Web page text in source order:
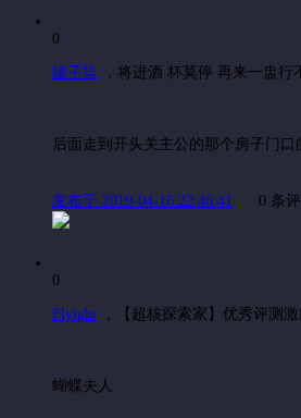
0
罐子盐 ， 将进酒 杯莫停 再来一盅行
后面走到开头关主公的那个房子门口
发布于 2019-04-16 22:46:41 0 条
0
Flyight ， 【超核探索家】优秀评测
蝴蝶夫人